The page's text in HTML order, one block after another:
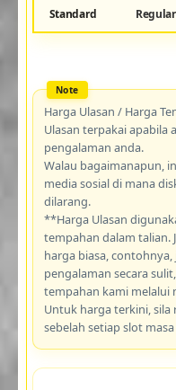
Standard
Harga Ulasan / Harga
Ulasan terpakai
pengalaman anda.
Walau bagaimanapun,
media sosial di mana
dilarang.
**Harga Ulasan
tempahan dalam talian.
harga biasa,
pengalaman secara
tempahan kami melalui
Untuk harga terkini,
sebelah setiap slot